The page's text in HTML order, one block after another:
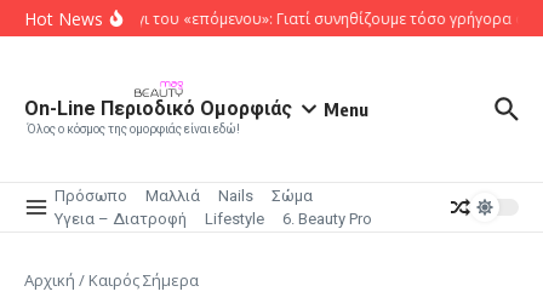
Μετάβαση στο περιεχόμενο
Hot NewsΤο κυνήγι του «επόμενου»: Γιατί συνηθίζουμε τόσο γρήγορα όσα
On-Line Περιοδικό Ομορφιάς
Όλος ο κόσμος της ομορφιάς είναι εδώ!
Menu
Πρόσωπο Μαλλιά Nails
Σώμα
Υγεια – Διατροφή
Lifestyle 6. Beauty Pro
Αρχική / Καιρός Σήμερα